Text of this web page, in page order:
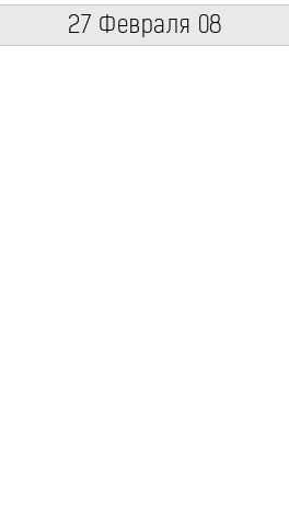
27 Февраля 08